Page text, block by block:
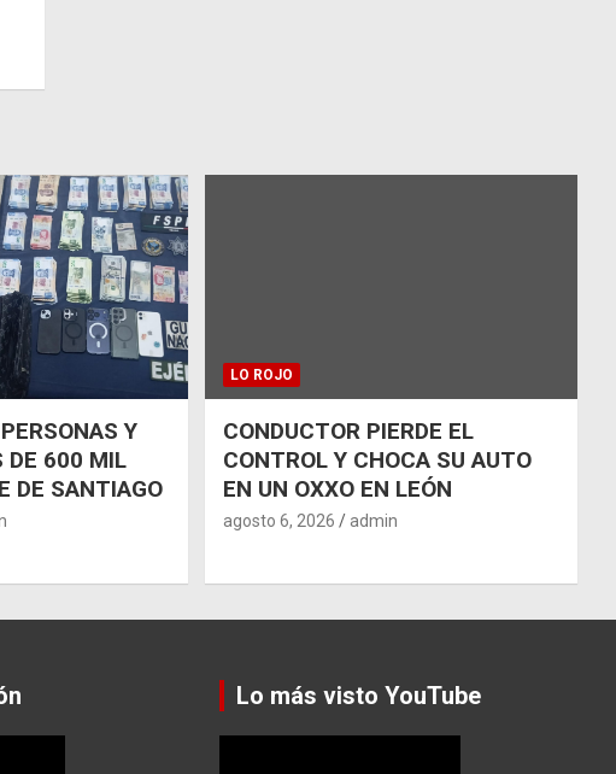
Y
DE 600 MIL
DE SANTIAGO
LO ROJO
CONDUCTOR PIERDE EL
CONTROL Y CHOCA SU AUTO
EN UN OXXO EN LEÓN
agosto 6, 2026 admin
Lo más visto YouTube